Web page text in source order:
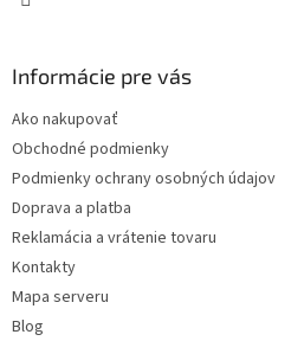
Informácie pre vás
Ako nakupovať
Obchodné podmienky
Podmienky ochrany osobných údajov
Doprava a platba
Reklamácia a vrátenie tovaru
Kontakty
Mapa serveru
Blog